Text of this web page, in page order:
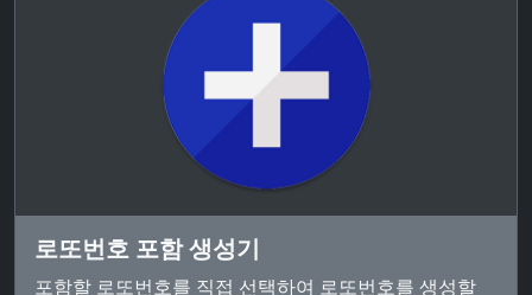
로또번호 포함 생성기
포함할 로또번호를 직접 선택하여 로또번호를 생성할